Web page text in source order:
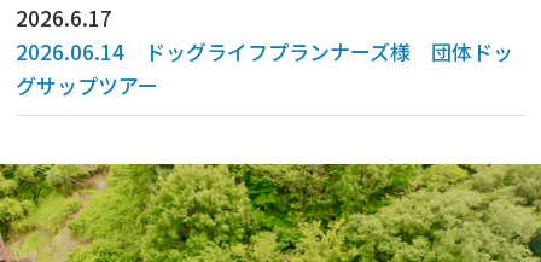
2026.6.17
2026.06.14 ドッグライフプランナーズ様 団体ドッ
グサップツアー